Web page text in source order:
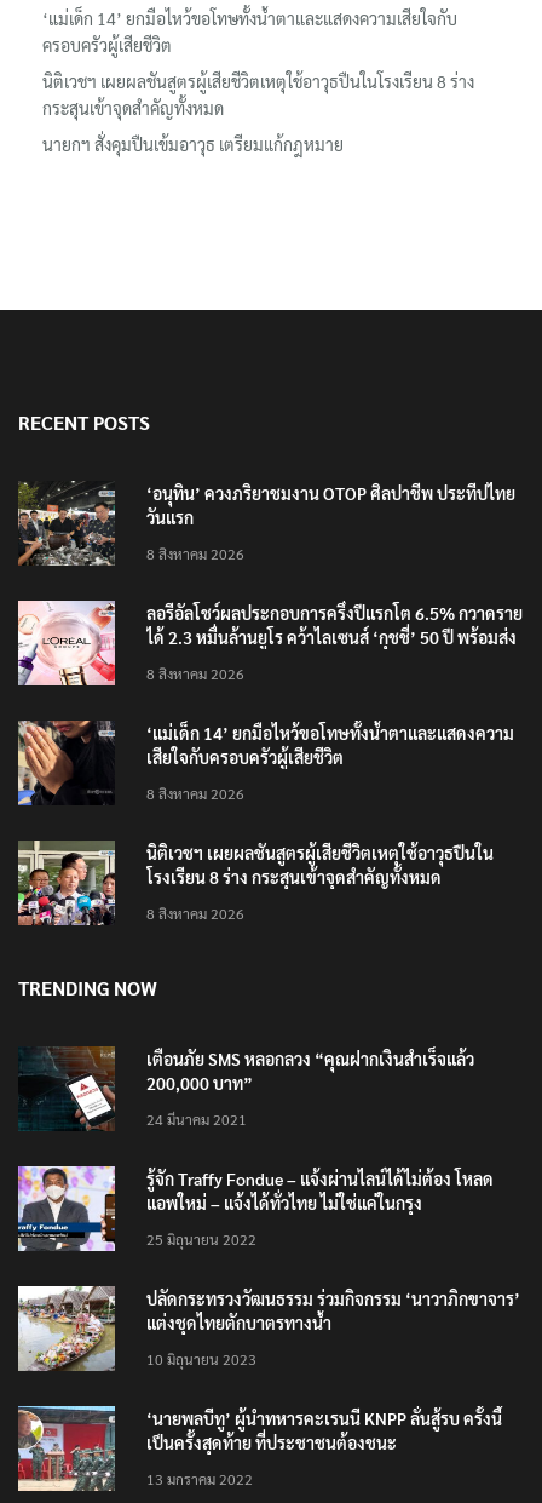
‘แม่เด็ก 14’ ยกมือไหว้ขอโทษทั้งน้ำตาและแสดงความเสียใจกับ
ครอบครัวผู้เสียชีวิต
นิติเวชฯ เผยผลชันสูตรผู้เสียชีวิตเหตุใช้อาวุธปืนในโรงเรียน 8 ร่าง
กระสุนเข้าจุดสำคัญทั้งหมด
นายกฯ สั่งคุมปืนเข้มอาวุธ เตรียมแก้กฎหมาย
RECENT POSTS
‘อนุทิน’ ควงภริยาชมงาน OTOP ศิลปาชีพ ประทีปไทย
วันแรก
8 สิงหาคม 2026
ลอรีอัลโชว์ผลประกอบการครึ่งปีแรกโต 6.5% กวาดราย
ได้ 2.3 หมื่นล้านยูโร คว้าไลเซนส์ ‘กุชชี่’ 50 ปี พร้อมส่ง
8 สิงหาคม 2026
‘แม่เด็ก 14’ ยกมือไหว้ขอโทษทั้งน้ำตาและแสดงความ
เสียใจกับครอบครัวผู้เสียชีวิต
8 สิงหาคม 2026
นิติเวชฯ เผยผลชันสูตรผู้เสียชีวิตเหตุใช้อาวุธปืนใน
โรงเรียน 8 ร่าง กระสุนเข้าจุดสำคัญทั้งหมด
8 สิงหาคม 2026
TRENDING NOW
เตือนภัย SMS หลอกลวง “คุณฝากเงินสำเร็จแล้ว
200,000 บาท”
24 มีนาคม 2021
รู้จัก Traffy Fondue – แจ้งผ่านไลน์ได้ไม่ต้อง โหลด
แอพใหม่ – แจ้งได้ทั่วไทย ไม่ใช่แค่ในกรุง
25 มิถุนายน 2022
ปลัดกระทรวงวัฒนธรรม ร่วมกิจกรรม ‘นาวาภิกขาจาร’
แต่งชุดไทยตักบาตรทางน้ำ
10 มิถุนายน 2023
‘นายพลบีทู’ ผู้นำทหารคะเรนนี KNPP ลั่นสู้รบ ครั้งนี้
เป็นครั้งสุดท้าย ที่ประชาชนต้องชนะ
13 มกราคม 2022